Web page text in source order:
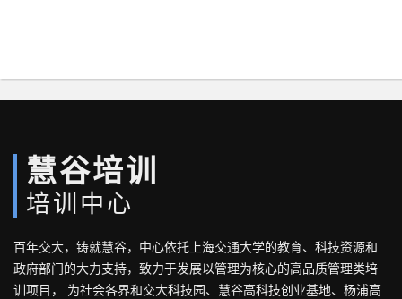
慧谷培训
培训中心
百年交大，铸就慧谷，中心依托上海交通大学的教育、科技资源和
政府部门的大力支持，致力于发展以管理为核心的高品质管理类培
训项目， 为社会各界和交大科技园、慧谷高科技创业基地、杨浦高